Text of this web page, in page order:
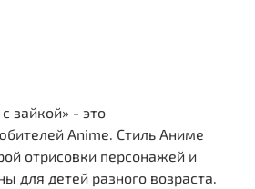
зайкой» - это
Anime. Стиль Аниме
отрисовки персонажей и
для детей разного возраста.